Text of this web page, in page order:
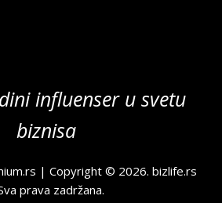
influenser u svetu
biznisa
| Copyright © 2026.bizlife.rs
prava zadržana.